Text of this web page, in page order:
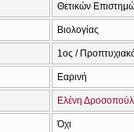
Θετικών
Βιολογίας
1ος /
Εαρινή
Ελένη
Όχι